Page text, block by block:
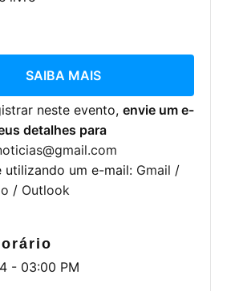
SAIBA MAIS
neste evento, envie um e-
detalhes para
utilizando um e-mail: Gmail /
/ Outlook
- 03:00 PM